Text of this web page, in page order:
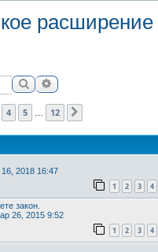
расширение
ПоискРасширенный поиск
из
4 5 12
2018 16:47
1 2 3 4
закон.
26, 2015 9:52
1 2 3 4